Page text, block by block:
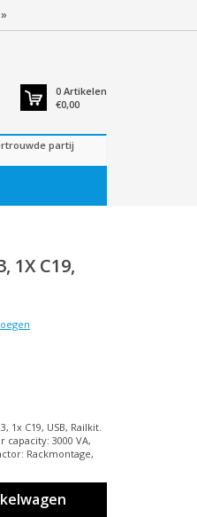
0 Artikelen
€0,00
partij
1X C19,
1x C19, USB, Railkit.
3000 VA,
Rackmontage,